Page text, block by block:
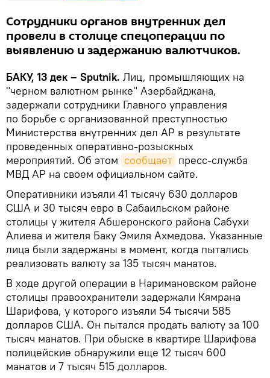
Сотрудники органов внутренних дел
провели в столице спецоперации по
выявлению и задержанию валютчиков.
БАКУ, 13 дек – Sputnik. Лиц, промышляющих на
"черном валютном рынке" Азербайджана,
задержали сотрудники Главного управления
по борьбе с организованной преступностью
Министерства внутренних дел АР в результате
проведенных оперативно-розыскных
мероприятий. Об этом сообщает пресс-служба
МВД АР на своем официальном сайте.
Оперативники изъяли 41 тысячу 630 долларов
США и 30 тысяч евро в Сабаильском районе
столицы у жителя Абшеронского района Сабухи
Алиева и жителя Баку Эмиля Ахмедова. Указанные
лица были задержаны в момент, когда пытались
реализовать валюту за 135 тысяч манатов.
В ходе другой операции в Наримановском районе
столицы правоохранители задержали Кямрана
Шарифова, у которого изъяли 54 тысячи 585
долларов США. Он пытался продать валюту за 100
тысяч манатов. При обыске в квартире Шарифова
полицейские обнаружили еще 12 тысяч 600
манатов и 7 тысяч 515 долларов.